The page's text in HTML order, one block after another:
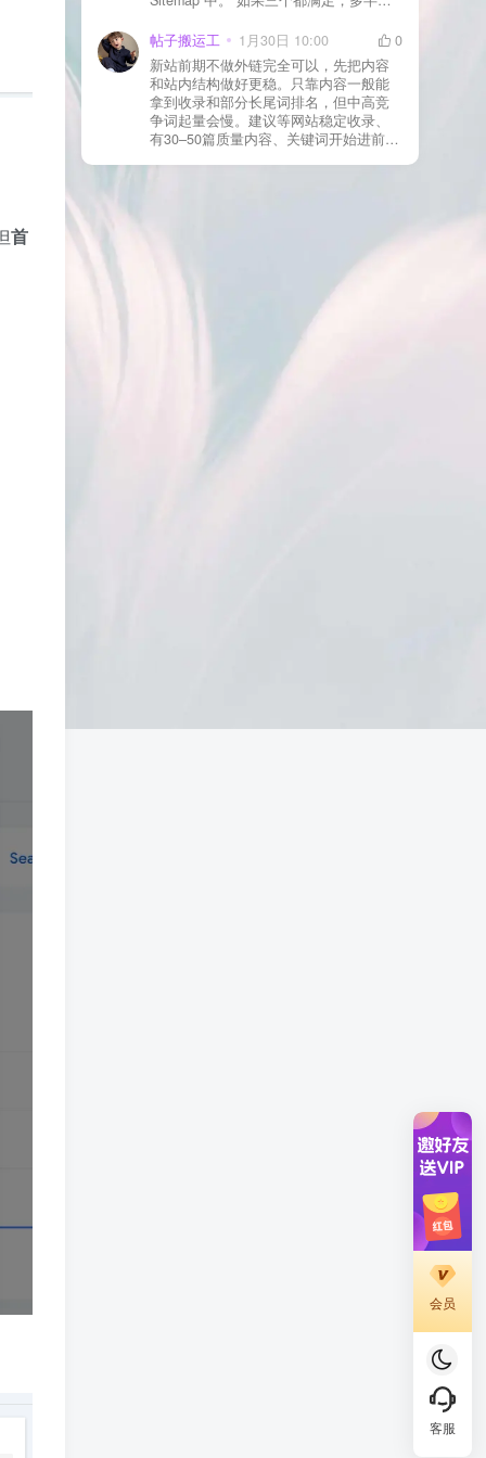
首
合并压缩测试一次 若使用 Cloudflare：
则
手。 2) 什么情况下“等”是没用的？ 以下
情况基本不会靠时间自动解决：页面几
乎没有内链（孤立页）、内容与站内已
有页面高度相似、canonical 指向了别的
URL、同一主题短时间发布太多相似文
章。 这种情况下，Google 已经抓取，但
判断“当前不值得进入索引”。 3) 最有效
的人工干预方式（不折腾） 优先做这 3
确认 canonical 为自指，避免被判定为重
复页，做完再去 GSC 请求重新编入索引
即可。 4) 什么“干预动作”反而容易适得
其反？ 不太推荐：频繁删除重发、连续
多次点“请求编入索引”、为了收录强行堆
关键词、随意改 URL 或标题 这些操作会
慢收录。 5) 一个实用判断标准 如果一篇
帖子搬运工 1月30日 10:00
0
新站前期不做外链完全可以，先把内容
和站内结构做好更稳。只靠内容一般能
拿到收录和部分长尾词排名，但中高竞
争词起量会慢。建议等网站稳定收录、
有30–50篇质量内容、关键词开始进前
会员
客服